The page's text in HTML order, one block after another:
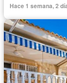
Hace 1 semana, 2